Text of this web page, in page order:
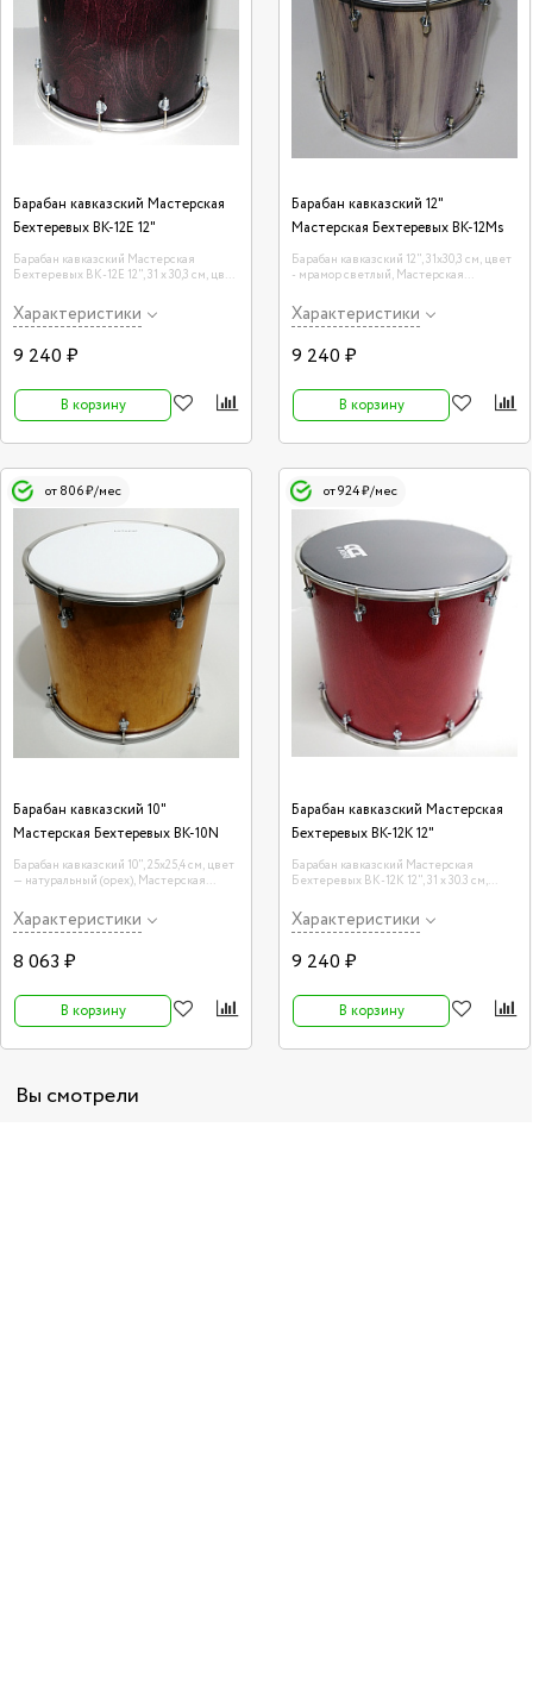
Барабан кавказский Мастерская
Бехтеревых BK-12E 12"
Барабан кавказский Мастерская
Бехтеревых BK-12E 12", 31 х 30,3 см, цвет
Характеристики
9 240 ₽
В корзину
Барабан кавказский 12"
Мастерская Бехтеревых BK-12Ms
Барабан кавказский 12", 31х30,3 см, цвет
- мрамор светлый, Мастерская
Характеристики
9 240 ₽
В корзину
от 806 ₽/мес
Барабан кавказский 10"
Мастерская Бехтеревых BK-10N
Барабан кавказский 10", 25х25,4 см, цвет
— натуральный (орех), Мастерская
Характеристики
8 063 ₽
В корзину
от 924 ₽/мес
Барабан кавказский Мастерская
Бехтеревых BK-12K 12"
Барабан кавказский Мастерская
Бехтеревых BK-12K 12", 31 х 30.3 см,
Характеристики
9 240 ₽
В корзину
Вы смотрели